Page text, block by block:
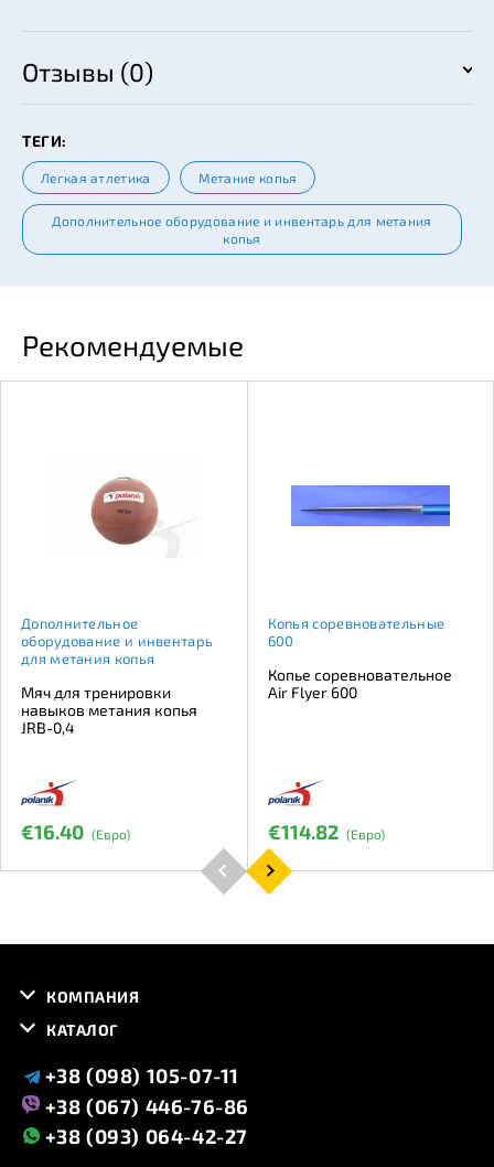
Отзывы (0)
ТЕГИ:
Легкая атлетика Метание копья
Дополнительное оборудование и инвентарь для метания
копья
Рекомендуемые
Дополнительное
оборудование и инвентарь
для метания копья
Мяч для тренировки
навыков метания копья
JRB-0,4
€16.40 (Евро)
Копья соревновательные
600
Копье соревновательное
Air Flyer 600
€114.82 (Евро)
КОМПАНИЯ
КАТАЛОГ
+38 (098) 105-07-11
+38 (067) 446-76-86
+38 (093) 064-42-27